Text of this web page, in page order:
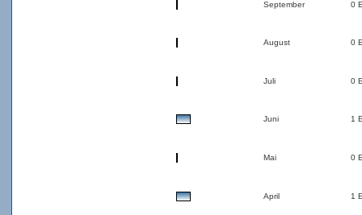
September 0
August 0
Juli 0
Juni 1
Mai 0
April 1